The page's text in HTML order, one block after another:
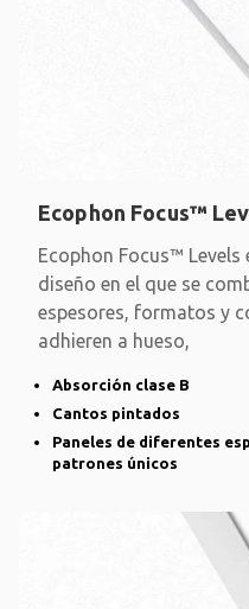
Ecophon Focus™
Ecophon Focus™
diseño en el que se
espesores, formatos y
adhieren a hueso,
Absorción clase B
Cantos pintados
Paneles de diferentes
patrones únicos